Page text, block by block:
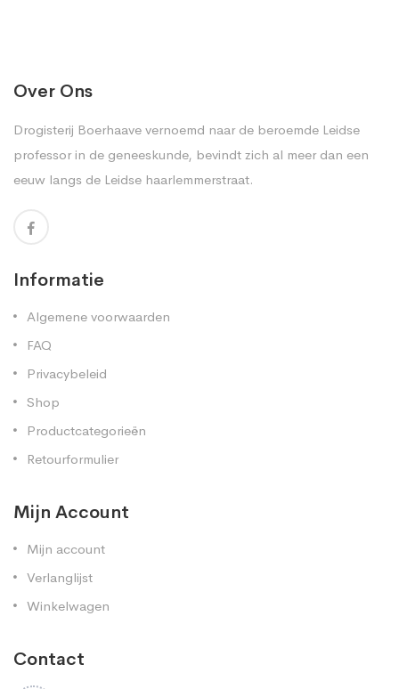
Over Ons
Drogisterij Boerhaave vernoemd naar de beroemde Leidse
professor in de geneeskunde, bevindt zich al meer dan een
eeuw langs de Leidse haarlemmerstraat.
Informatie
Algemene voorwaarden
FAQ
Privacybeleid
Shop
Productcategorieën
Retourformulier
Mijn Account
Mijn account
Verlanglijst
Winkelwagen
Contact